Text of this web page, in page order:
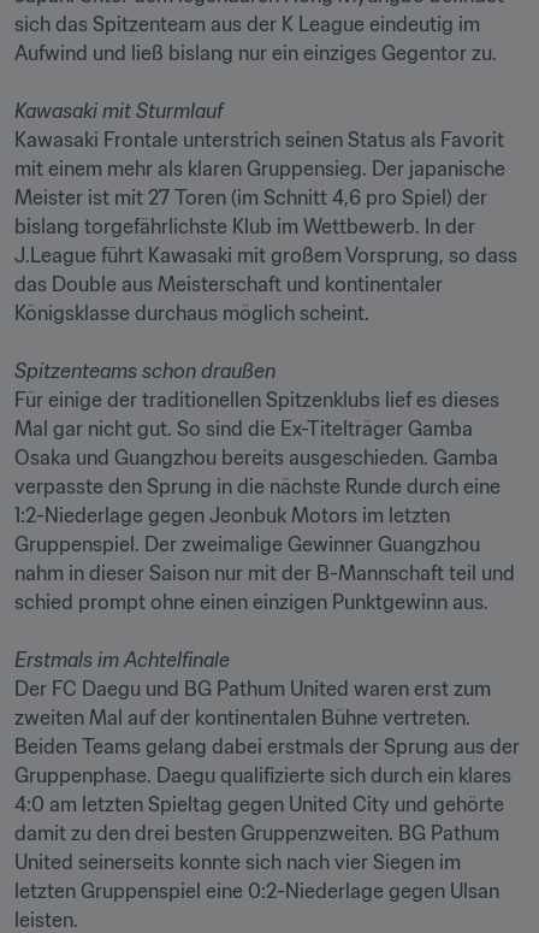
sich das Spitzenteam aus der K League eindeutig im
Aufwind und ließ bislang nur ein einziges Gegentor zu.
Kawasaki mit Sturmlauf
Kawasaki Frontale unterstrich seinen Status als Favorit
mit einem mehr als klaren Gruppensieg. Der japanische
Meister ist mit 27 Toren (im Schnitt 4,6 pro Spiel) der
bislang torgefährlichste Klub im Wettbewerb. In der
J.League führt Kawasaki mit großem Vorsprung, so dass
das Double aus Meisterschaft und kontinentaler
Königsklasse durchaus möglich scheint.
Spitzenteams schon draußen
Für einige der traditionellen Spitzenklubs lief es dieses
Mal gar nicht gut. So sind die Ex-Titelträger Gamba
Osaka und Guangzhou bereits ausgeschieden. Gamba
verpasste den Sprung in die nächste Runde durch eine
1:2-Niederlage gegen Jeonbuk Motors im letzten
Gruppenspiel. Der zweimalige Gewinner Guangzhou
nahm in dieser Saison nur mit der B-Mannschaft teil und
schied prompt ohne einen einzigen Punktgewinn aus.
Erstmals im Achtelfinale
Der FC Daegu und BG Pathum United waren erst zum
zweiten Mal auf der kontinentalen Bühne vertreten.
Beiden Teams gelang dabei erstmals der Sprung aus der
Gruppenphase. Daegu qualifizierte sich durch ein klares
4:0 am letzten Spieltag gegen United City und gehörte
damit zu den drei besten Gruppenzweiten. BG Pathum
United seinerseits konnte sich nach vier Siegen im
letzten Gruppenspiel eine 0:2-Niederlage gegen Ulsan
leisten.